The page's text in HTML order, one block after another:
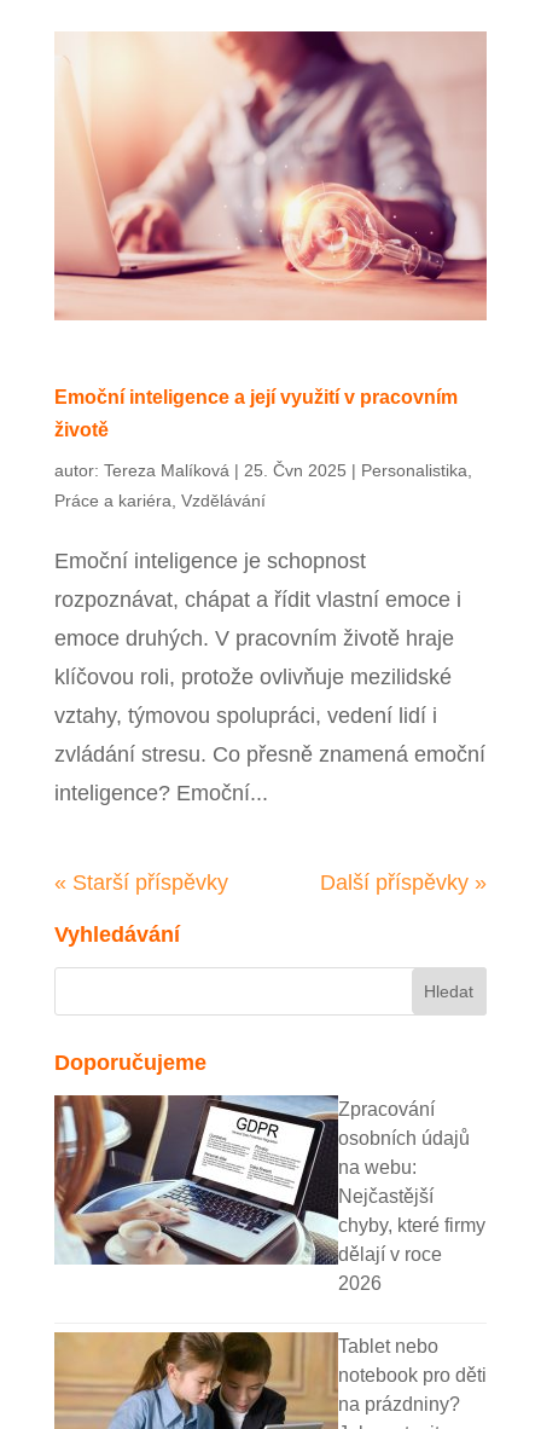
Emoční inteligence a její využití v pracovním
životě
autor: Tereza Malíková| 25. Čvn 2025 | Personalistika,
Práce a kariéra, Vzdělávání
Emoční inteligence je schopnost
rozpoznávat, chápat a řídit vlastní emoce i
emoce druhých. V pracovním životě hraje
klíčovou roli, protože ovlivňuje mezilidské
vztahy, týmovou spolupráci, vedení lidí i
zvládání stresu. Co přesně znamená emoční
inteligence? Emoční...
« Starší příspěvky Další příspěvky »
Vyhledávání
Doporučujeme
Zpracování
osobních údajů
na webu:
Nejčastější
chyby, které firmy
dělají v roce
2026
Tablet nebo
notebook pro děti
na prázdniny?